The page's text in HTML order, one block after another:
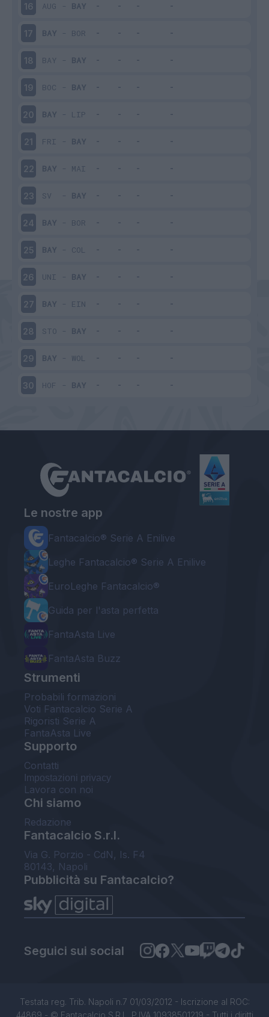
16 AUG - BAY
17 BAY - BOR
18 BAY - BAY
19 BOC - BAY
20 BAY - LIP
21 FRI - BAY
22 BAY - MAI
23 SV - BAY
24 BAY - BOR
25 BAY - COL
26 UNI - BAY
27 BAY - EIN
28 STO - BAY
29 BAY - WOL
30 HOF - BAY
Le nostre app
Fantacalcio® Serie A Enilive
Leghe Fantacalcio® Serie A Enilive
EuroLeghe Fantacalcio®
Guida per l'asta perfetta
FantaAsta Live
FantaAsta Buzz
Strumenti
Probabili formazioni
Voti Fantacalcio Serie A
Rigoristi Serie A
FantaAsta Live
Supporto
Contatti
Impostazioni privacy
Lavora con noi
Chi siamo
Redazione
Fantacalcio S.r.l.
Via G. Porzio - CdN, Is. F4
80143, Napoli
Pubblicità su Fantacalcio?
Seguici sui social
Testata reg. Trib. Napoli n.7 01/03/2012 - Iscrizione al ROC:
44869 - © Fantacalcio S.R.L. P.IVA 10938501219 - Tutti i diritti